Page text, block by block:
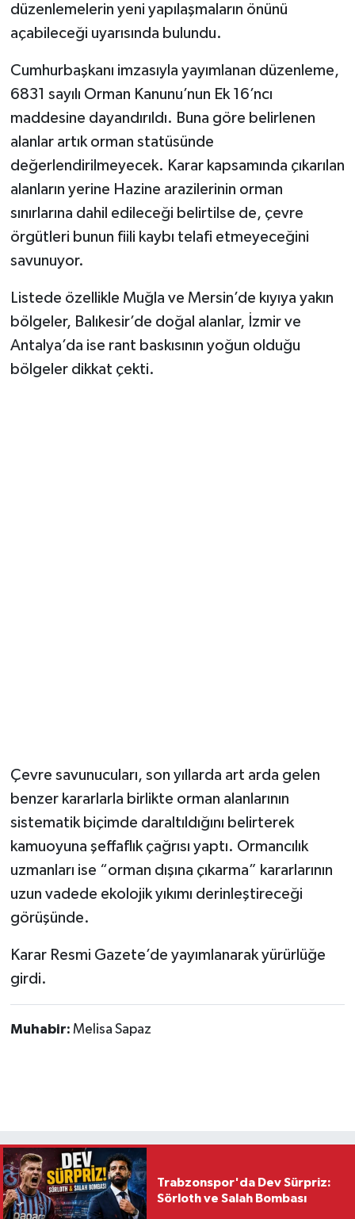
düzenlemelerin yeni yapılaşmaların önünü
açabileceği uyarısında bulundu.
Cumhurbaşkanı imzasıyla yayımlanan düzenleme,
6831 sayılı Orman Kanunu’nun Ek 16’ncı
maddesine dayandırıldı. Buna göre belirlenen
alanlar artık orman statüsünde
değerlendirilmeyecek. Karar kapsamında çıkarılan
alanların yerine Hazine arazilerinin orman
sınırlarına dahil edileceği belirtilse de, çevre
örgütleri bunun fiili kaybı telafi etmeyeceğini
savunuyor.
Listede özellikle Muğla ve Mersin’de kıyıya yakın
bölgeler, Balıkesir’de doğal alanlar, İzmir ve
Antalya’da ise rant baskısının yoğun olduğu
bölgeler dikkat çekti.
Çevre savunucuları, son yıllarda art arda gelen
benzer kararlarla birlikte orman alanlarının
sistematik biçimde daraltıldığını belirterek
kamuoyuna şeffaflık çağrısı yaptı. Ormancılık
uzmanları ise “orman dışına çıkarma” kararlarının
uzun vadede ekolojik yıkımı derinleştireceği
görüşünde.
Karar Resmi Gazete’de yayımlanarak yürürlüğe
girdi.
Muhabir: Melisa Sapaz
Trabzonspor'da Dev Sürpriz:
Sörloth ve Salah Bombası